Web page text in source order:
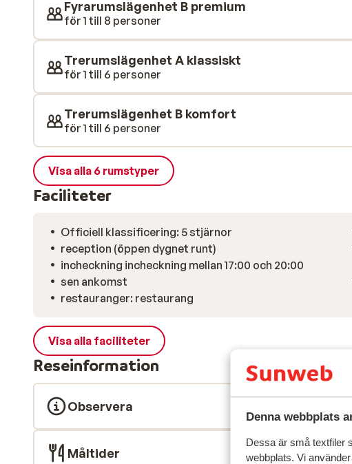
Denna webbplats
Dessa är små textfiler
webbplats. Vi
Fyrarumslägenhet B premium
för 1 till 8 personer
Trerumslägenhet A klassiskt
för 1 till 6 personer
Trerumslägenhet B komfort
för 1 till 6 personer
Visa alla 6 rumstyper
Faciliteter
Officiell klassificering: 5 stjärnor
reception (öppen dygnet runt)
incheckning incheckning mellan 17:00 och 20:00
sen ankomst
restauranger: restaurang
Visa alla faciliteter
Reseinformation
Observera
Måltider